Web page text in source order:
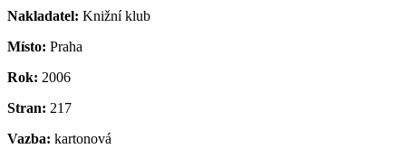
Nakladatel: Knižní klub
Místo: Praha
Rok: 2006
Stran: 217
Vazba: kartonová